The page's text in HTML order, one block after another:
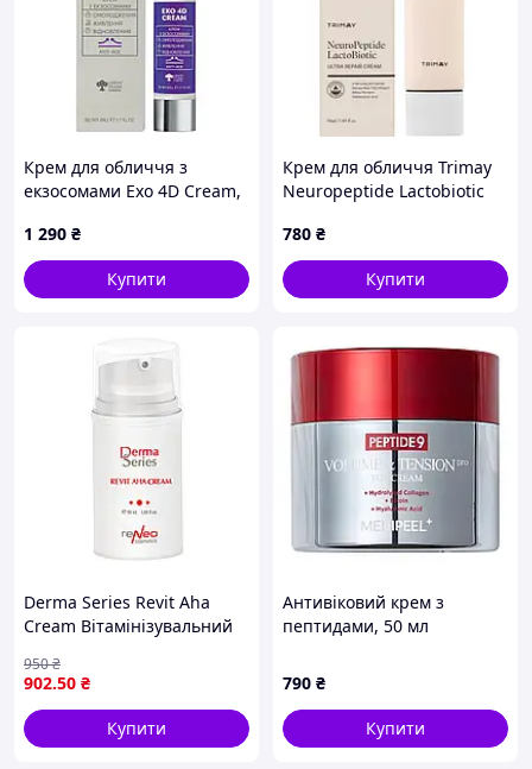
Крем для обличчя з
екзосомами Exo 4D Cream,
1 290 ₴
Купити
Крем для обличчя Trimay
Neuropeptide Lactobiotic
780 ₴
Купити
Derma Series Revit Aha
Cream Вітамінізувальний
кислотою
902.50 ₴
950₴
Купити
Антивіковий крем з
пептидами, 50 мл
& Tension Tox Cream Pro /
Крем для обличчя
790 ₴
Купити